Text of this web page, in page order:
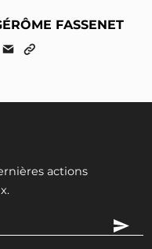
FASSENET
actions